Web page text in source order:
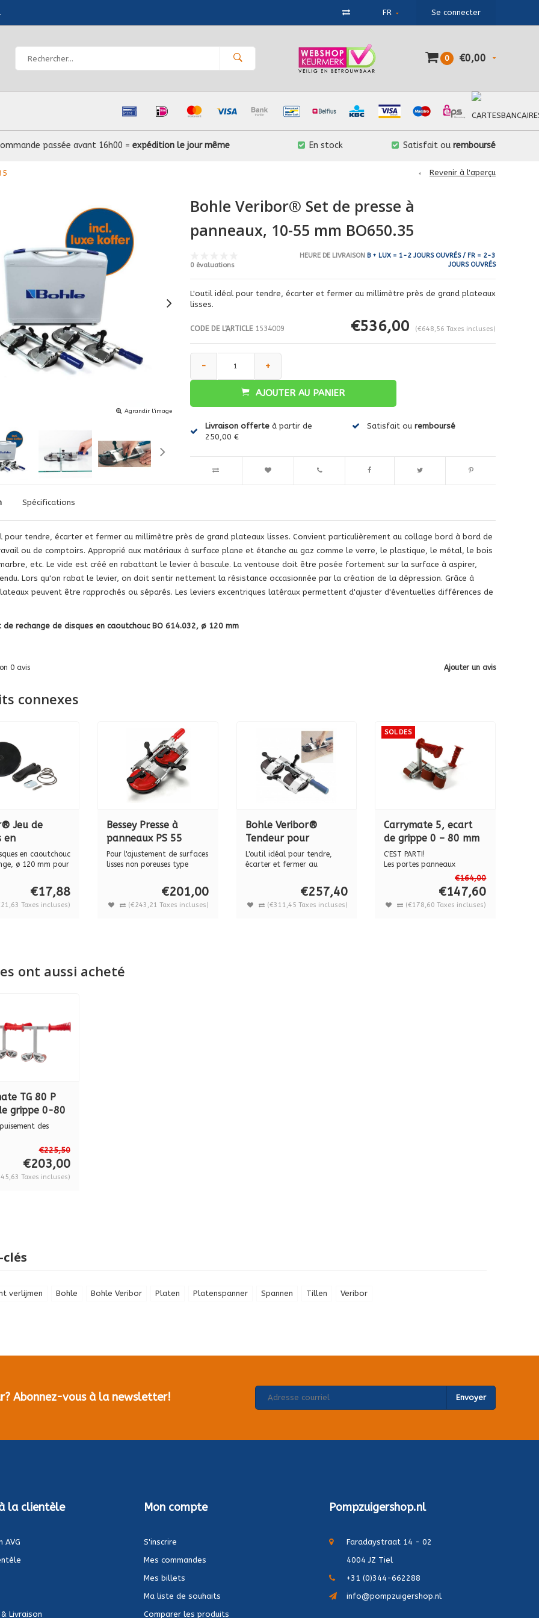
FR Se connecter
0 €0,00
passée avant 16h00 =expédition le jour même En stock Satisfait ou remboursé
Revenir à l'aperçu
Agrandir l'image
Bohle Veribor® Set de presse à
panneaux, 10-55 mm BO650.35
0 évaluations
HEURE DE LIVRAISONB + LUX = 1-2 JOURS OUVRÉS / FR = 2-3
JOURS OUVRÉS
L'outil idéal pour tendre, écarter et fermer au millimètre près de grand plateaux
lisses.
CODE DE L'ARTICLE1534009 €536,00 (€648,56 Taxes incluses)
- +
AJOUTER AU PANIER
Livraison offerteà partir de
250,00 €
Satisfait ou remboursé
Spécifications
pour tendre, écarter et fermer au millimètre près de grand plateaux lisses. Convient particulièrement au collage bord à bord de
ou de comptoirs. Approprié aux matériaux à surface plane et étanche au gaz comme le verre, le plastique, le métal, le bois
etc. Le vide est créé en rabattant le levier à bascule. La ventouse doit être posée fortement sur la surface à aspirer,
Lors qu'on rabat le levier, on doit sentir nettement la résistance occasionnée par la création de la dépression. Grâce à
peuvent être rapprochés ou séparés. Les leviers excentriques latéraux permettent d'ajuster d'éventuelles différences de
rechange de disques en caoutchouc BO 614.032, ø 120 mm
Ajouter un avis
0avis
connexes
Jeu de
en
de
ø 120 mm
en caoutchouc
ø 120 mm pour
€17,88
Taxes incluses)
Bessey Presse à
panneaux PS 55
légère, 10-55 mm
Pour l'ajustement de surfaces
lisses non poreuses type
€201,00
(€243,21 Taxes incluses)
Bohle Veribor®
Tendeur pour
positionner, écarter
et fermer BO 650.33
L'outil idéal pour tendre,
écarter et fermer au
€257,40
(€311,45 Taxes incluses)
SOLDES
Carrymate 5, ecart
de grippe 0 – 80 mm
C'EST PARTI!
Les portes panneaux
CARRYMATE® sont livrés p...
€164,00
€147,60
(€178,60 Taxes incluses)
ont aussi acheté
TG 80 P
grippe 0-80
des
panneaux CARRY...
€225,50
€203,00
Taxes incluses)
verlijmen Bohle Bohle Veribor Platen Platenspanner Spannen Tillen Veribor
Abonnez-vous à la newsletter! Envoyer
la clientèle
AVG
Livraison
Mon compte
S'inscrire
Mes commandes
Mes billets
Ma liste de souhaits
Comparer les produits
Pompzuigershop.nl
Faradaystraat 14 - 02
4004 JZ Tiel
+31 (0)344-662288
info@pompzuigershop.nl